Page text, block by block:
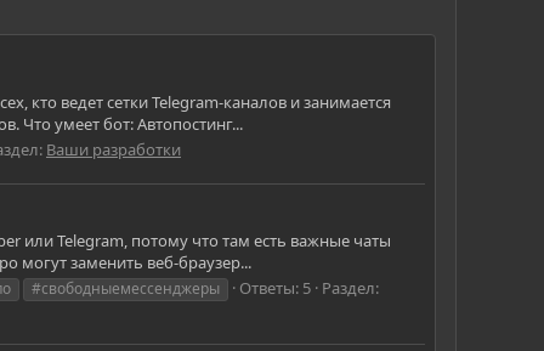
кто ведет сетки Telegram-каналов и занимается
Что умеет бот: Автопостинг...
Ваши разработки
или Telegram, потому что там есть важные чаты
могут заменить веб-браузер...
#свободныемессенджеры Ответы: 5 Раздел: